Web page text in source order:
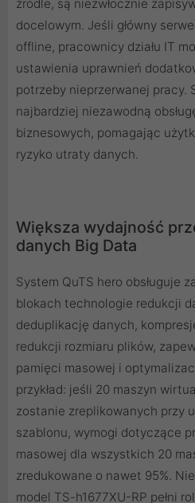
źródle, są niezwłocznie
docelowym. Jeśli główny
offline, pracownicy działu IT
ustawienia uprawnień
potrzeby nieprzerwanej pracy.
najbardziej niezawodną
biznesowych, pomagając
ryzyko utraty danych.
Większa wydajność
danych Big Data
System QuTS hero obsługuje
blokach technologie redukcji
deduplikację danych,
redukcji rozmiaru plików,
pamięci masowej i
przykład: jeśli 20 maszyn
zostanie zreplikowanych przy
szablonu, wymogi dotyczące
masowej dla wszystkich 20
zredukowane o nawet 95%.
model TS-h1677XU-RP pełni